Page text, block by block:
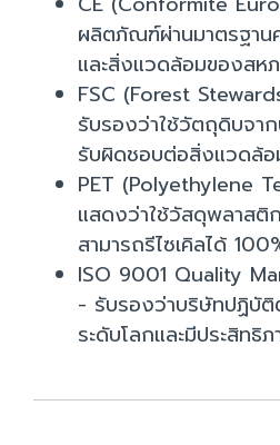
ผลิตภัณฑ์ผ่านมาตรฐา
และสิ่งแวดล้อมของสห
FSC (Forest
รับรองว่าใช้วัตถุดิบจา
รับผิดชอบต่อสิ่งแวดล้
PET (Polyethylene
แสดงว่าใช้วัสดุพลาส
สามารถรีไซเคิลได้
ISO 9001 Quality
- รับรองว่าบริษัทปฏิบั
ระดับโลกและมีประสิทธิ